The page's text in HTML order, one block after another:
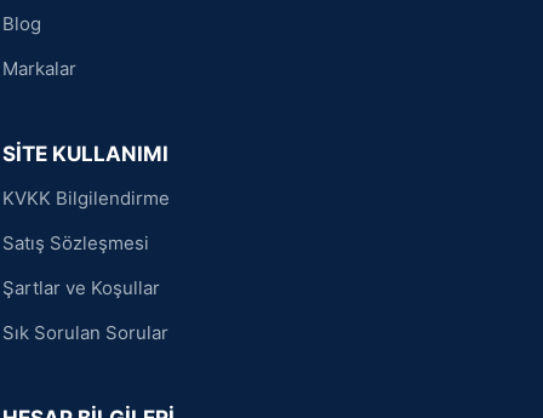
Blog
Markalar
SİTE KULLANIMI
KVKK Bilgilendirme
Satış Sözleşmesi
Şartlar ve Koşullar
Sık Sorulan Sorular